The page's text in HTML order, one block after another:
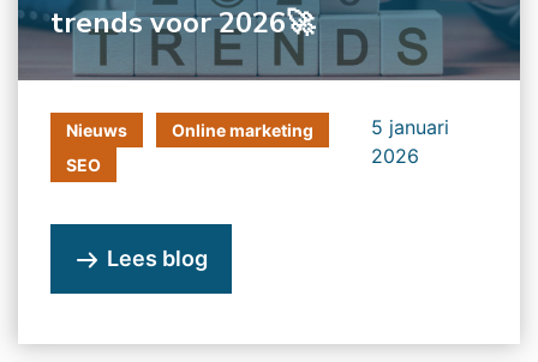
trends voor 2026🚀
Nieuws
Online marketing
SEO
5 januari
2026
Lees blog